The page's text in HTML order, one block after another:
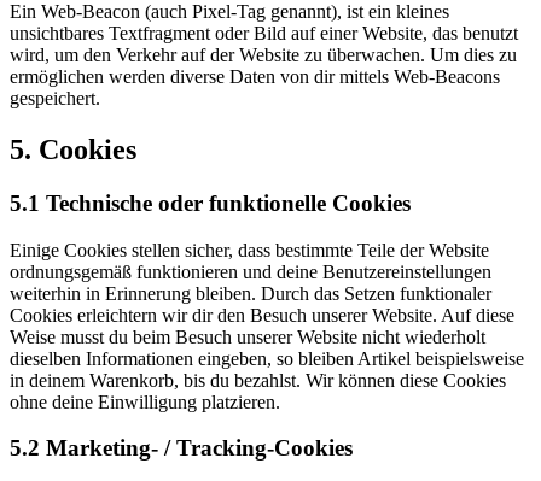
Ein Web-Beacon (auch Pixel-Tag genannt), ist ein kleines
unsichtbares Textfragment oder Bild auf einer Website, das benutzt
wird, um den Verkehr auf der Website zu überwachen. Um dies zu
ermöglichen werden diverse Daten von dir mittels Web-Beacons
gespeichert.
5. Cookies
5.1 Technische oder funktionelle Cookies
Einige Cookies stellen sicher, dass bestimmte Teile der Website
ordnungsgemäß funktionieren und deine Benutzereinstellungen
weiterhin in Erinnerung bleiben. Durch das Setzen funktionaler
Cookies erleichtern wir dir den Besuch unserer Website. Auf diese
Weise musst du beim Besuch unserer Website nicht wiederholt
dieselben Informationen eingeben, so bleiben Artikel beispielsweise
in deinem Warenkorb, bis du bezahlst. Wir können diese Cookies
ohne deine Einwilligung platzieren.
5.2 Marketing- / Tracking-Cookies